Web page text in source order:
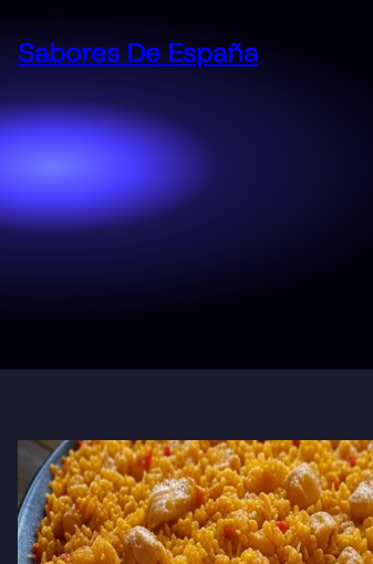
contenido
Sabores De España